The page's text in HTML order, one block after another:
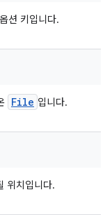
션 키입니다.
File 입니다.
위치입니다.